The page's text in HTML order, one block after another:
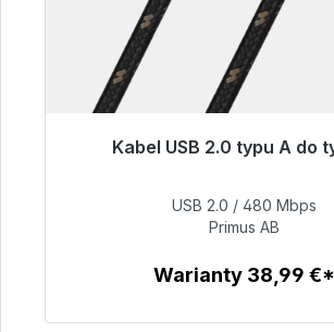
Kabel USB 2.0 typu A do
Gotowy do natychmiastowej
76,99 €
USB 2.0 / 480 Mbps
Primus AB
Warianty 38,99 €*